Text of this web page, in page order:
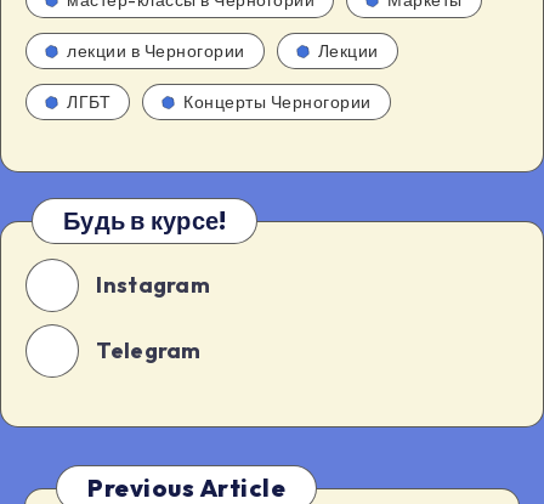
лекции в Черногории Лекции
ЛГБТ Концерты Черногории
Будь в курсе!
Instagram
Telegram
Previous Article